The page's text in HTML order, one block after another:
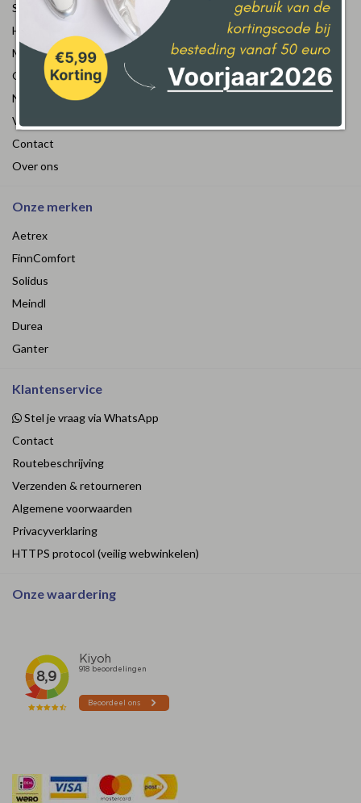
Solidus
Hallux Rigidus
Meindl Identity
Ordering shoes from USA
Nieuws
Verzenden & retourneren
Contact
Over ons
Onze merken
Aetrex
FinnComfort
Solidus
Meindl
Durea
Ganter
Klantenservice
Stel je vraag via WhatsApp
Contact
Routebeschrijving
Verzenden & retourneren
Algemene voorwaarden
Privacyverklaring
HTTPS protocol (veilig webwinkelen)
Onze waardering